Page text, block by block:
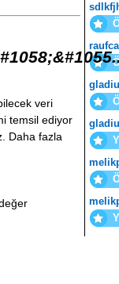
ilgili işlem
veri
temsil ediyor
Daha fazla